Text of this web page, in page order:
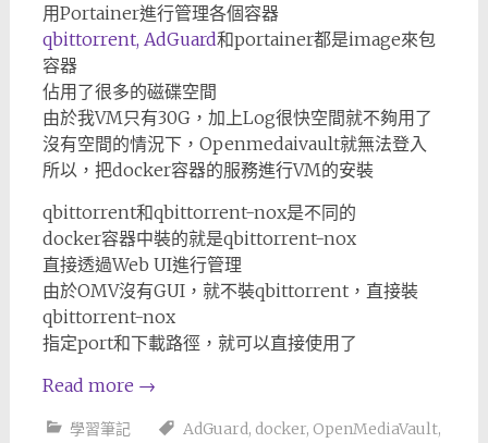
用Portainer進行管理各個容器
qbittorrent, AdGuard和portainer都是image來包
容器
佔用了很多的磁碟空間
由於我VM只有30G，加上Log很快空間就不夠用了
沒有空間的情況下，Openmedaivault就無法登入
所以，把docker容器的服務進行VM的安裝
qbittorrent和qbittorrent-nox是不同的
docker容器中裝的就是qbittorrent-nox
直接透過Web UI進行管理
由於OMV沒有GUI，就不裝qbittorrent，直接裝
qbittorrent-nox
指定port和下載路徑，就可以直接使用了
Read more →
學習筆記 AdGuard, docker, OpenMediaVault,